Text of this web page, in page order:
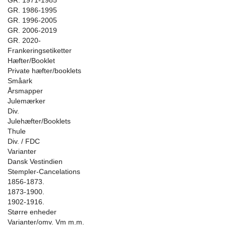
GR. 1986-1995
GR. 1996-2005
GR. 2006-2019
GR. 2020-
Frankeringsetiketter
Hæfter/Booklet
Private hæfter/booklets
Småark
Årsmapper
Julemærker
Div.
Julehæfter/Booklets
Thule
Div. / FDC
Varianter
Dansk Vestindien
Stempler-Cancelations
1856-1873.
1873-1900.
1902-1916.
Større enheder
Varianter/omv. Vm m.m.